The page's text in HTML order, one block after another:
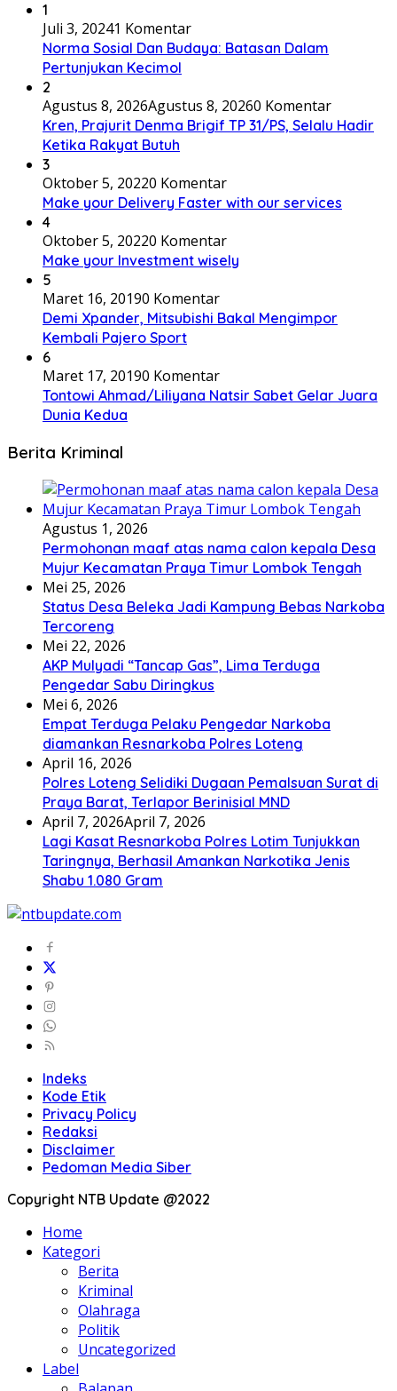
1
Juli 3, 20241 Komentar
Norma Sosial Dan Budaya: Batasan Dalam
Pertunjukan Kecimol
2
Agustus 8, 2026Agustus 8, 20260 Komentar
Kren, Prajurit Denma Brigif TP 31/PS, Selalu Hadir
Ketika Rakyat Butuh
3
Oktober 5, 20220 Komentar
Make your Delivery Faster with our services
4
Oktober 5, 20220 Komentar
Make your Investment wisely
5
Maret 16, 20190 Komentar
Demi Xpander, Mitsubishi Bakal Mengimpor
Kembali Pajero Sport
6
Maret 17, 20190 Komentar
Tontowi Ahmad/Liliyana Natsir Sabet Gelar Juara
Dunia Kedua
Berita Kriminal
Agustus 1, 2026
Permohonan maaf atas nama calon kepala Desa
Mujur Kecamatan Praya Timur Lombok Tengah
Mei 25, 2026
Status Desa Beleka Jadi ‎Kampung Bebas Narkoba
Tercoreng
Mei 22, 2026
AKP Mulyadi “Tancap Gas”, Lima Terduga
Pengedar Sabu Diringkus
Mei 6, 2026
Empat Terduga Pelaku Pengedar Narkoba
diamankan Resnarkoba Polres Loteng
April 16, 2026
Polres Loteng Selidiki Dugaan Pemalsuan Surat di
Praya Barat, Terlapor Berinisial MND
April 7, 2026April 7, 2026
Lagi Kasat Resnarkoba Polres Lotim Tunjukkan
Taringnya, Berhasil Amankan Narkotika Jenis
Shabu 1.080 Gram
Indeks
Kode Etik
Privacy Policy
Redaksi
Disclaimer
Pedoman Media Siber
Copyright NTB Update @2022
Home
Kategori
Berita
Kriminal
Olahraga
Politik
Uncategorized
Label